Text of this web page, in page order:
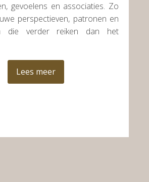
gevoelens en associaties. Zo
perspectieven, patronen en
die verder reiken dan het
Lees meer